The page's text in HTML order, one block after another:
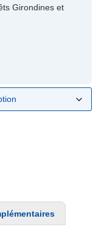
Girondines et